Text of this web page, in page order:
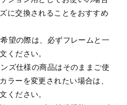
に交換されることをおすすめ
望の際は、必ずフレームと一
ください。
ズ仕様の商品はそのままご使
ラーを変更されたい場合は、
ください。